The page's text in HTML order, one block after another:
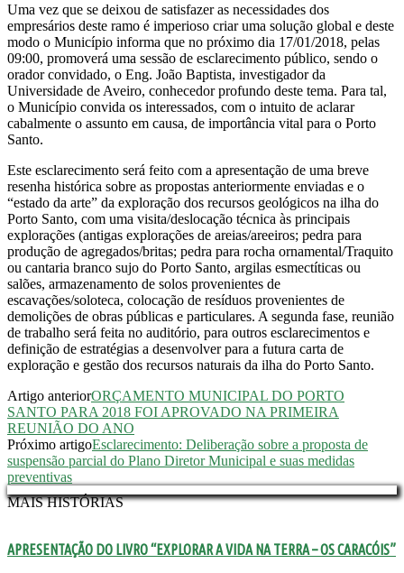
Uma vez que se deixou de satisfazer as necessidades dos
empresários deste ramo é imperioso criar uma solução global e deste
modo o Município informa que no próximo dia 17/01/2018, pelas
09:00, promoverá uma sessão de esclarecimento público, sendo o
orador convidado, o Eng. João Baptista, investigador da
Universidade de Aveiro, conhecedor profundo deste tema. Para tal,
o Município convida os interessados, com o intuito de aclarar
cabalmente o assunto em causa, de importância vital para o Porto
Santo.
Este esclarecimento será feito com a apresentação de uma breve
resenha histórica sobre as propostas anteriormente enviadas e o
“estado da arte” da exploração dos recursos geológicos na ilha do
Porto Santo, com uma visita/deslocação técnica às principais
explorações (antigas explorações de areias/areeiros; pedra para
produção de agregados/britas; pedra para rocha ornamental/Traquito
ou cantaria branco sujo do Porto Santo, argilas esmectíticas ou
salões, armazenamento de solos provenientes de
escavações/soloteca, colocação de resíduos provenientes de
demolições de obras públicas e particulares. A segunda fase, reunião
de trabalho será feita no auditório, para outros esclarecimentos e
definição de estratégias a desenvolver para a futura carta de
exploração e gestão dos recursos naturais da ilha do Porto Santo.
Artigo anteriorORÇAMENTO MUNICIPAL DO PORTO
SANTO PARA 2018 FOI APROVADO NA PRIMEIRA
REUNIÃO DO ANO
Próximo artigoEsclarecimento: Deliberação sobre a proposta de
suspensão parcial do Plano Diretor Municipal e suas medidas
preventivas
MAIS HISTÓRIAS
APRESENTAÇÃO DO LIVRO “EXPLORAR A VIDA NA TERRA – OS CARACÓIS”